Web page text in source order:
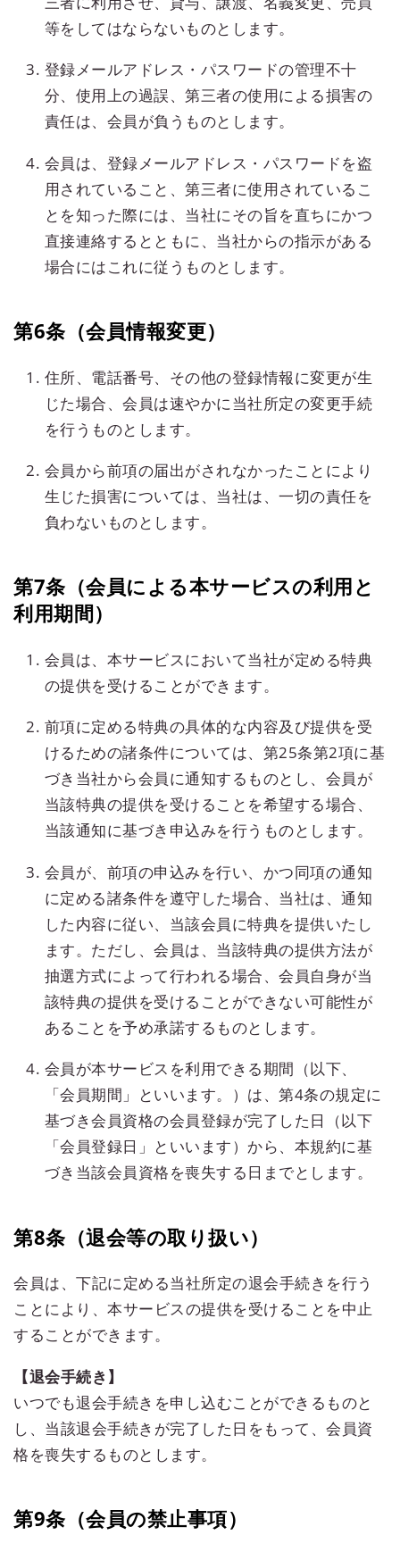
等をしてはならないものとします。
登録メールアドレス・パスワードの管理不十
分、使用上の過誤、第三者の使用による損害の
責任は、会員が負うものとします。
会員は、登録メールアドレス・パスワードを盗
用されていること、第三者に使用されているこ
とを知った際には、当社にその旨を直ちにかつ
直接連絡するとともに、当社からの指示がある
場合にはこれに従うものとします。
第6条（会員情報変更）
住所、電話番号、その他の登録情報に変更が生
じた場合、会員は速やかに当社所定の変更手続
を行うものとします。
会員から前項の届出がされなかったことにより
生じた損害については、当社は、一切の責任を
負わないものとします。
第7条（会員による本サービスの利用と
利用期間）
会員は、本サービスにおいて当社が定める特典
の提供を受けることができます。
前項に定める特典の具体的な内容及び提供を受
けるための諸条件については、第25条第2項に基
づき当社から会員に通知するものとし、会員が
当該特典の提供を受けることを希望する場合、
当該通知に基づき申込みを行うものとします。
会員が、前項の申込みを行い、かつ同項の通知
に定める諸条件を遵守した場合、当社は、通知
した内容に従い、当該会員に特典を提供いたし
ます。ただし、会員は、当該特典の提供方法が
抽選方式によって行われる場合、会員自身が当
該特典の提供を受けることができない可能性が
あることを予め承諾するものとします。
会員が本サービスを利用できる期間（以下、
「会員期間」といいます。）は、第4条の規定に
基づき会員資格の会員登録が完了した日（以下
「会員登録日」といいます）から、本規約に基
づき当該会員資格を喪失する日までとします。
第8条（退会等の取り扱い）
会員は、下記に定める当社所定の退会手続きを行う
ことにより、本サービスの提供を受けることを中止
することができます。
【退会手続き】
いつでも退会手続きを申し込むことができるものと
し、当該退会手続きが完了した日をもって、会員資
格を喪失するものとします。
第9条（会員の禁止事項）